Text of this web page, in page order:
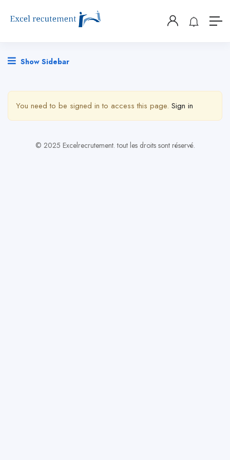
Show Sidebar
You need to be signed in to access this page. Sign in
© 2025 Excelrecrutement. tout les droits sont réservé.